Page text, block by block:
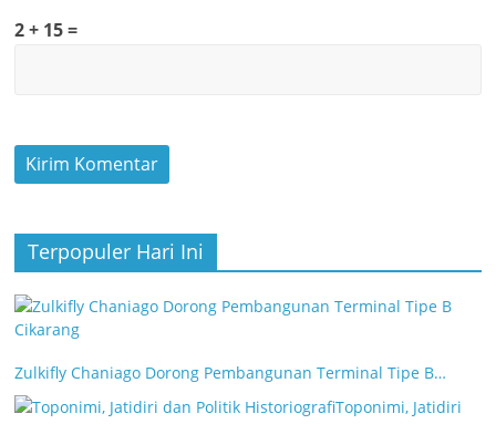
2 + 15 =
Terpopuler Hari Ini
Zulkifly Chaniago Dorong Pembangunan Terminal Tipe B…
Toponimi, Jatidiri